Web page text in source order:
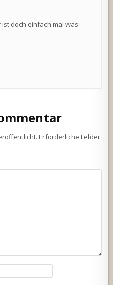
doch einfach mal was
Erforderliche Felder